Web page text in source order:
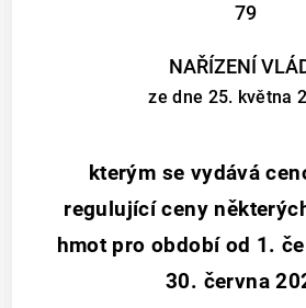
79
NAŘÍZENÍ
ze dne 25. května
kterým se vydává
regulující ceny
hmot pro období od 1.
30. června